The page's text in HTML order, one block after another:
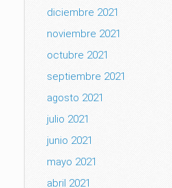
diciembre 2021
noviembre 2021
octubre 2021
septiembre 2021
agosto 2021
julio 2021
junio 2021
mayo 2021
abril 2021